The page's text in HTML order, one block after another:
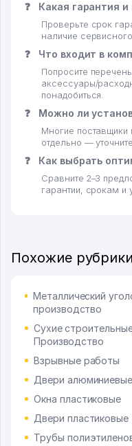
❓ Какая гарантия
Проверьте срок
наличие
❓ Что входит в
Попросите
аксессуары/
понадобиться.
❓ Можно ли
Многие поставщики
отдельно —
❓ Как выбрать
Сравните 2–3
гарантии, срокам и
Похожие рубрики
Металлический
производство
Сухие
Производство
Взрывные работы
Двери алюминиевые
Окна пластиковые
Двери пластиковые
Трубы